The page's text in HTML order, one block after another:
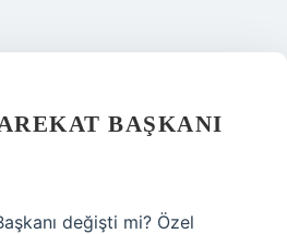
BAŞKANI
değişti mi? Özel